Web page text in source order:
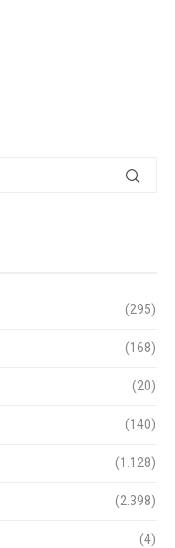
(295)
(168)
(20)
(140)
(1.128)
(2.398)
(4)